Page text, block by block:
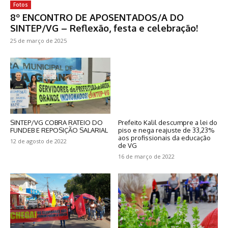
Fotos
8º ENCONTRO DE APOSENTADOS/A DO
SINTEP/VG – Reflexão, festa e celebração!
25 de março de 2025
SINTEP/VG COBRA RATEIO DO
FUNDEB E REPOSIÇÃO SALARIAL
12 de agosto de 2022
Prefeito Kalil descumpre a lei do
piso e nega reajuste de 33,23%
aos profissionais da educação
de VG
16 de março de 2022